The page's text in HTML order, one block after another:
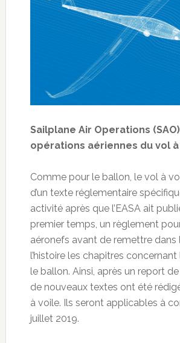
Sailplane Air Operations
opérations aériennes du vol
Comme pour le ballon, le vol à
d’un texte réglementaire
activité après que l’EASA ait
premier temps, un règlement
aéronefs avant de remettre dans
l’histoire les chapitres
le ballon. Ainsi, après un report
de nouveaux textes ont été
à voile. Ils seront applicables à
juillet 2019.